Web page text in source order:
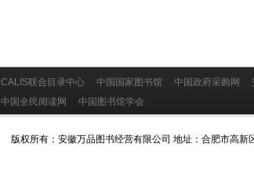
CALIS联合目录中心 中国国家图书馆 中国政府采购网
中国全民阅读网 中国图书馆学会
版权所有：安徽万品图书经营有限公司 地址：合肥市高